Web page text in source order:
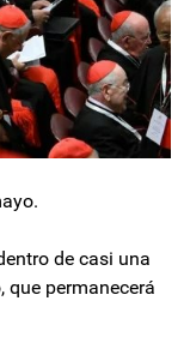
de casi una
que permanecerá